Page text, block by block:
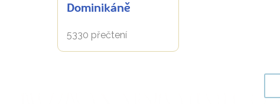
Dominikáně
5330 přečtení